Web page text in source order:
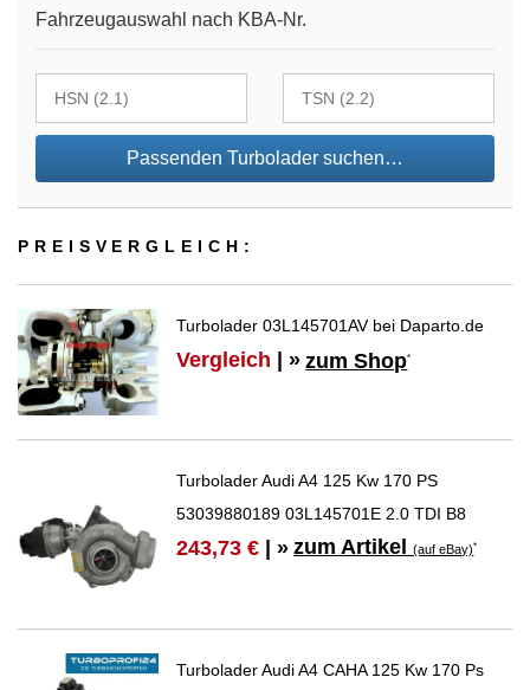
Fahrzeugauswahl nach KBA-Nr.
Passenden Turbolader suchen…
PREIS­VER­GLEICH:
Turbolader 03L145701AV bei Daparto.de
Vergleich | » zum Shop*
Turbolader Audi A4 125 Kw 170 PS
53039880189 03L145701E 2.0 TDI B8
243,73 € | » zum Artikel(auf eBay)*
Turbolader Audi A4 CAHA 125 Kw 170 Ps